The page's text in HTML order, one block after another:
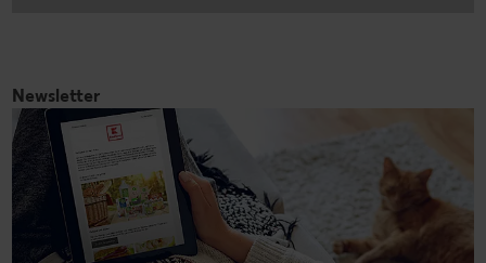
Newsletter